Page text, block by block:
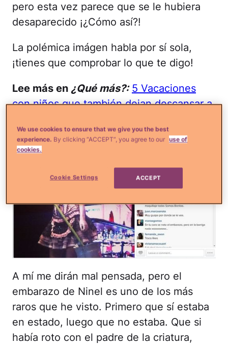
pero esta vez parece que se le hubiera
desaparecido ¡¿Cómo así?!
La polémica imágen habla por sí sola,
¡tienes que comprobar lo que te digo!
Lee más en ¿Qué más?: 5 Vacaciones
con niños que también dejan descansar a
A mí me dirán mal pensada, pero el
embarazo de Ninel es uno de los más
raros que he visto. Primero que sí estaba
en estado, luego que no estaba. Que si
había roto con el padre de la criatura,
We use cookies to ensure that we give you the best
experience. By clicking “ACCEPT”, you agree to our use of
cookies.
Cookie Settings ACCEPT